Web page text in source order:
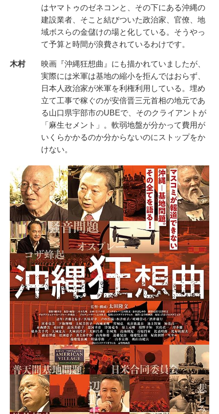
はヤマトゥのゼネコンと、その下にある沖縄の
建設業者、そこと結びついた政治家、官僚、地
域ボスらの金儲けの場と化している。そうやっ
て予算と時間が浪費されているわけです。
木村
映画『沖縄狂想曲』にも描かれていましたが、
実際には米軍は基地の縮小を拒んではおらず、
日本人政治家が米軍を利権利用している。埋め
立て工事で稼ぐのが安倍晋三元首相の地元であ
る山口県宇部市のUBEで、そのクライアントが
「麻生セメント」。軟弱地盤が分かって費用が
いくらかかるのか分からないのにストップをか
けない。